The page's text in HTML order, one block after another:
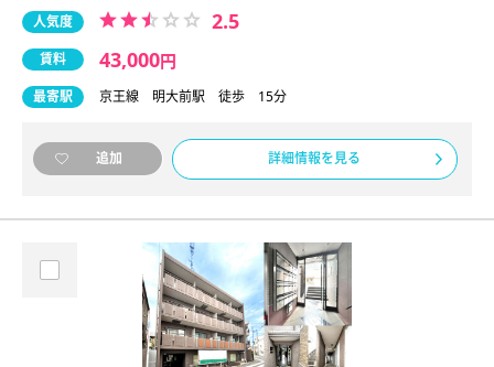
人気度 2.5
賃料 43,000円
最寄駅 京王線 明大前駅 徒歩 15分
追加 詳細情報を見る